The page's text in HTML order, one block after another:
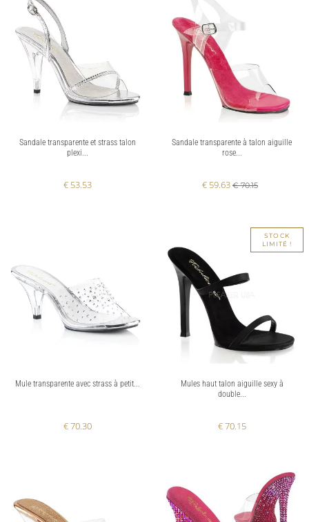
Sandale transparente et strass talon
plexi...
€ 53.53
Sandale transparente à talon aiguille
rose...
€ 59.63 € 70.15
Mule transparente avec strass à petit...
€ 70.30
STOCK
LIMITÉ !
Mules haut talon aiguille sexy à
double...
€ 70.15